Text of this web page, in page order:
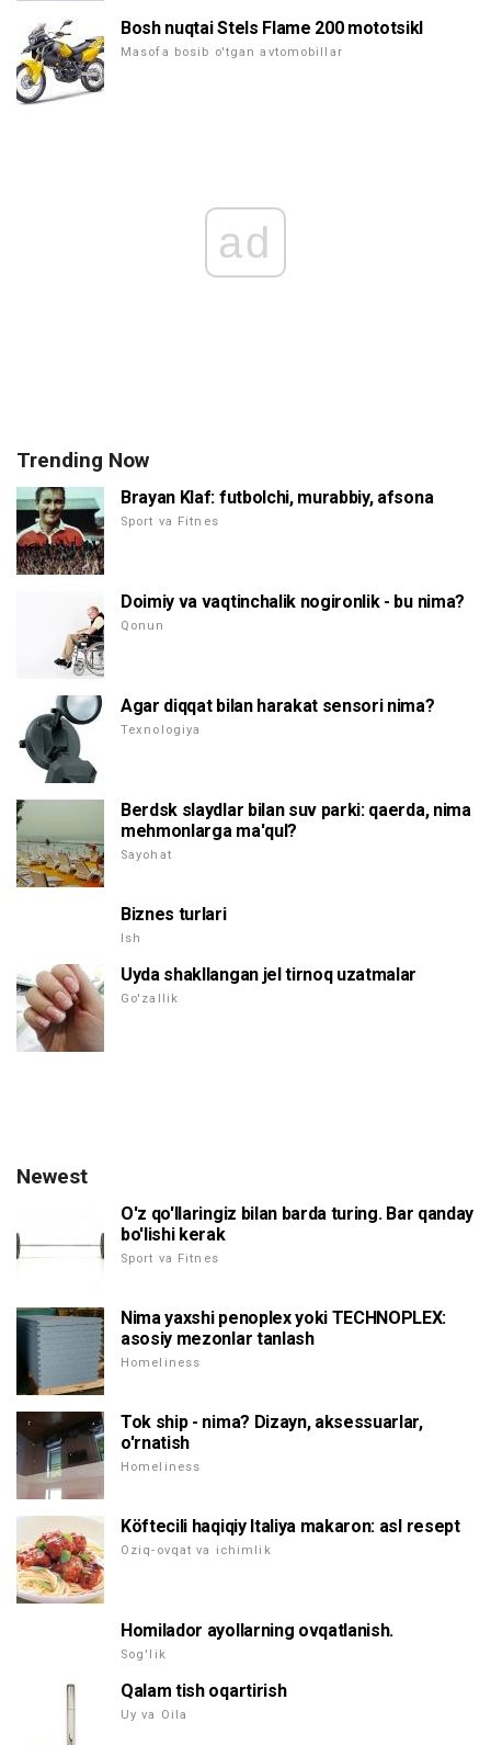
Bosh nuqtai Stels Flame 200 mototsikl
Masofa bosib o'tgan avtomobillar
ad
Trending Now
Brayan Klaf: futbolchi, murabbiy, afsona
Sport va Fitnes
Doimiy va vaqtinchalik nogironlik - bu nima?
Qonun
Agar diqqat bilan harakat sensori nima?
Texnologiya
Berdsk slaydlar bilan suv parki: qaerda, nima
mehmonlarga ma'qul?
Sayohat
Biznes turlari
Ish
Uyda shakllangan jel tirnoq uzatmalar
Go'zallik
Newest
O'z qo'llaringiz bilan barda turing. Bar qanday
bo'lishi kerak
Sport va Fitnes
Nima yaxshi penoplex yoki TECHNOPLEX:
asosiy mezonlar tanlash
Homeliness
Tok ship - nima? Dizayn, aksessuarlar,
o'rnatish
Homeliness
Köftecili haqiqiy Italiya makaron: asl resept
Oziq-ovqat va ichimlik
Homilador ayollarning ovqatlanish.
Sog'lik
Qalam tish oqartirish
Uy va Oila